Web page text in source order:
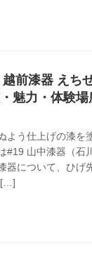
前漆器 えち
魅力・体験場
よう仕上げの漆を
山中漆器（石
器について、ひげ
[…]